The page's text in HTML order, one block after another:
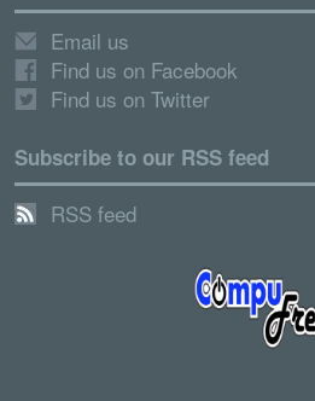
Email us
Find us on Facebook
Find us on Twitter
Subscribe to our RSS feed
RSS feed